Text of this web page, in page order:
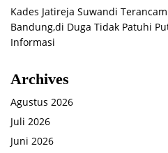
Kades Jatireja Suwandi
Bandung,di Duga Tidak Patuhi
Informasi
Archives
Agustus 2026
Juli 2026
Juni 2026